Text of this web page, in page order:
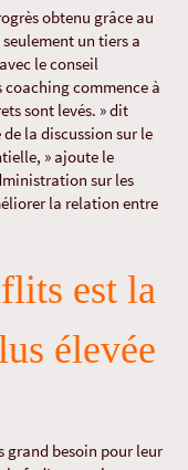
obtenu grâce au
un tiers a
le conseil
coaching commence à
sont levés. » dit
la discussion sur le
» ajoute le
sur les
la relation entre
est la
élevée
grand besoin pour leur